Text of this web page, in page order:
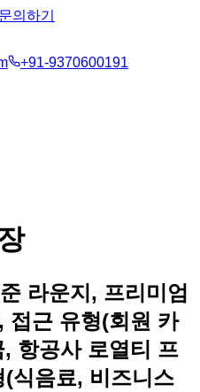
문의하기
+91-9370600191
라운지, 프리미엄
접근 유형(회원 카
항공사 로열티 프
식음료, 비즈니스